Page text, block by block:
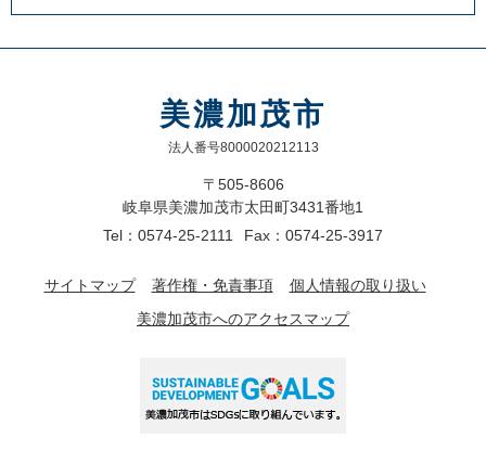
美濃加茂市
法人番号8000020212113
〒505-8606
岐阜県美濃加茂市太田町3431番地1
Tel：0574-25-2111
Fax：0574-25-3917
サイトマップ 著作権・免責事項
個人情報の取り扱い
美濃加茂市へのアクセスマップ